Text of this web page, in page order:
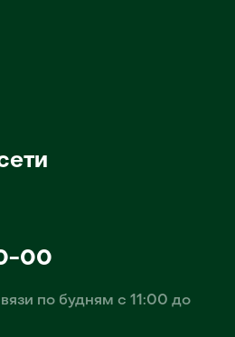
00
по будням с 11:00 до